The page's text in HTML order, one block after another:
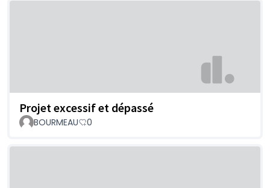
Projet excessif et dépassé
BOURMEAU 0